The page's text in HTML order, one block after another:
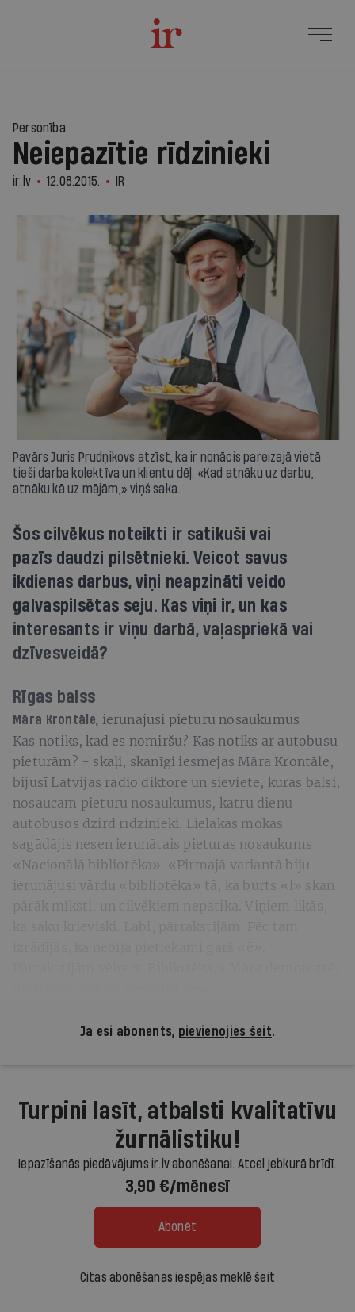
Personība
Neiepazītie rīdzinieki
ir.lv 12.08.2015. IR
Pavārs Juris Prudņikovs atzīst, ka ir nonācis pareizajā vietā
tieši darba kolektīva un klientu dēļ. «Kad atnāku uz darbu,
atnāku kā uz mājām,» viņš saka.
Šos cilvēkus noteikti ir satikuši vai
pazīs daudzi pilsētnieki. Veicot savus
ikdienas darbus, viņi neapzināti veido
galvaspilsētas seju. Kas viņi ir, un kas
interesants ir viņu darbā, vaļaspriekā vai
dzīvesveidā?
Rīgas balss
Māra Krontāle, ierunājusi pieturu nosaukumus
Kas notiks, kad es nomiršu? Kas notiks ar autobusu
pieturām? - skaļi, skanīgi iesmejas Māra Krontāle,
bijusī Latvijas radio diktore un sieviete, kuras balsi,
nosaucam pieturu nosaukumus, katru dienu
autobusos dzird rīdzinieki. Lielākās mokas
sagādājis nesen ierunātais pieturas nosaukums
«Nacionālā bibliotēka». «Pirmajā variantā biju
ierunājusi vārdu «bibliotēka» tā, ka burts «l» skan
pārāk mīksti, un cilvēkiem nepatika. Viņiem likās,
Ja esi abonents, pievienojies šeit.
Turpini lasīt, atbalsti kvalitatīvu
žurnālistiku!
Iepazīšanās piedāvājums ir.lv abonēšanai. Atcel jebkurā brīdī.
3,90 €/mēnesī
Abonēt
Citas abonēšanas iespējas meklē šeit